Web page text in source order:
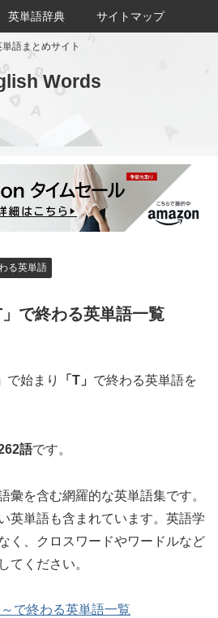
単語まとめサイト
Words
英単語辞典 サイトマップ
る英単語
」で終わる英単語一覧
で始まり 「T」 で終わる英単語を
語です。
彙を含む網羅的な英単語集です。
英単語も含まれています。英語学
く、クロスワードやワードルなど
てください。
で終わる英単語一覧